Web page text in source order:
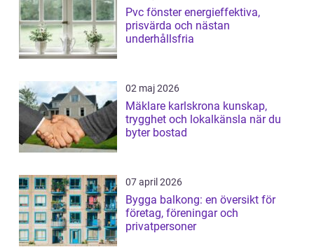
Pvc fönster energieffektiva,
prisvärda och nästan
underhållsfria
02 maj 2026
Mäklare karlskrona kunskap,
trygghet och lokalkänsla när du
byter bostad
07 april 2026
Bygga balkong: en översikt för
företag, föreningar och
privatpersoner